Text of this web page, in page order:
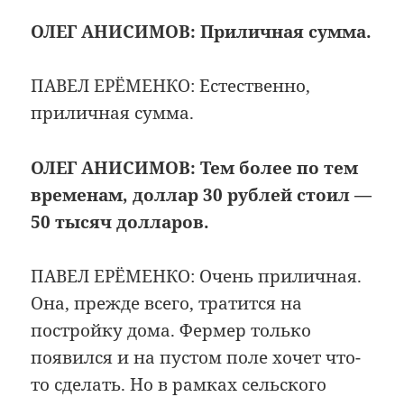
ОЛЕГ АНИСИМОВ: Приличная сумма.
ПАВЕЛ ЕРЁМЕНКО: Естественно,
приличная сумма.
ОЛЕГ АНИСИМОВ: Тем более по тем
временам, доллар 30 рублей стоил —
50 тысяч долларов.
ПАВЕЛ ЕРЁМЕНКО: Очень приличная.
Она, прежде всего, тратится на
постройку дома. Фермер только
появился и на пустом поле хочет что-
то сделать. Но в рамках сельского